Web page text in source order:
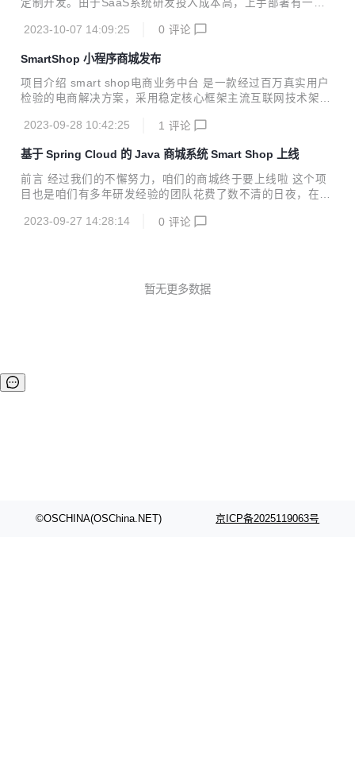
定制开发。由于SaaS系统研发投入成本高，上手部署有一定
要目的让开发者注重专注业务，降低技术难度，从而节省人力
平台能让更多的人了解smart shop商城系统，获得大家认可的
同时也希望大家对smart shop提出宝贵的意见，帮助我们不断
对系统进行迭代优化，使Smart Shop成为 Java程序员的首选
g Boot +Mybat...
2023-10-07 14:09:25 0 评论
SmartShop 小程序商城发布
项目介绍 smart shop电商业务中台 是一款经过百万真实用户
检验的电商解决方案，采用稳定核心框架主流互联网技术架
n、Redis、Canal的微服务框架。中台系统通过订单中心、会
行管理，支持多种业务属性的共性能力，实现了快速部署和服
务复用，围绕大中台和小前台的设计理念，为用户提供便捷、
高效的电商解决方案。 我们致力于通过gitee平台分享我们的
统的迭代优化，更好地服务于用户。 交流需求，交流业务，...
2023-09-28 10:42:25 1 评论
基于 Spring Cloud 的 Java 商城系统 Smart Shop 上线
前言 经过我们的不懈努力，咱们的商城终于要上线啦 这个项
目也是咱们有多年研发经验的团队花费了数不清的日夜，在大
JDK、skywalking8.12.0、spring boot 2.7、dubbo3.2.4 rpc
单，随着业务发展去不断拓展模块。并且我们可以应用到多重
2023-09-27 14:28:14 0 评论
暂无更多数据
©OSCHINA(OSChina.NET) 京ICP备2025119063号